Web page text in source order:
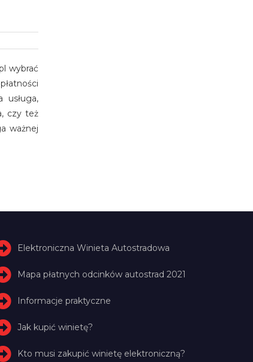
wybrać
czy też
ważnej
Elektroniczna Winieta Autostradowa
Mapa płatnych odcinków autostrad 2021
Informacje praktyczne
Jak kupić winietę?
Kto musi zakupić winietę elektroniczną?